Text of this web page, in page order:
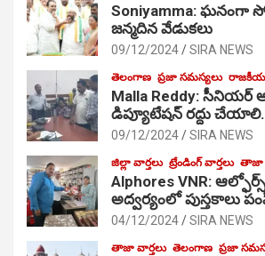
Soniyamma:
జ‌న్మ‌దిన వేడుక‌లు
09/12/2024 SIRA NEWS
తెలంగాణ ప్రజా సమస్యలు
Malla Reddy: సీనియర్
డిప్యూటేషన్ రద్దు
09/12/2024 SIRA NEWS
జిల్లా వార్తలు ట్రేండింగ్ వార్తలు తాజా
Alphores VNR:
అద్వర్యంలో పుస్తకాలు
04/12/2024 SIRA NEWS
తాజా వార్తలు తెలంగాణ ప్రజా